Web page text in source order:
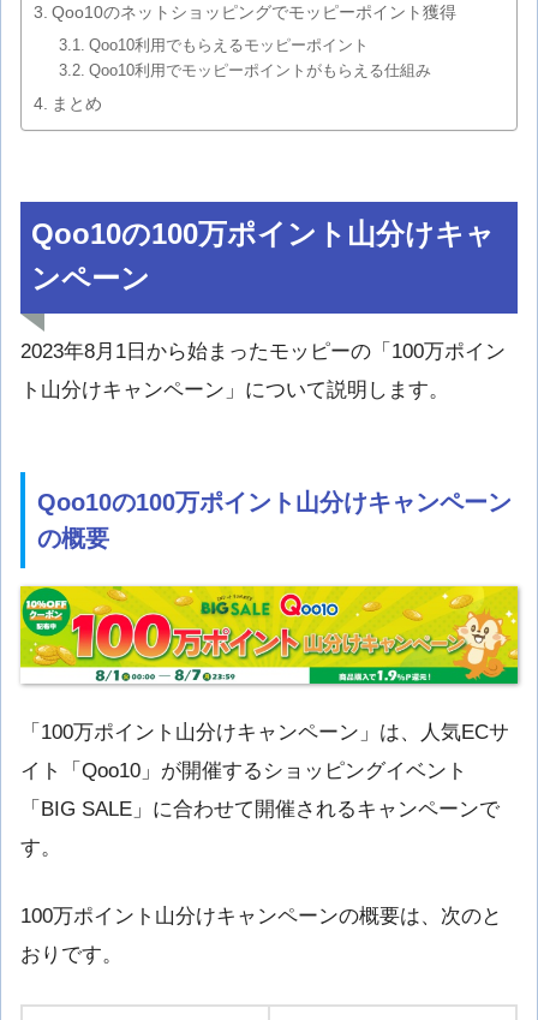
Qoo10のネットショッピングでモッピーポイント獲得
Qoo10利用でもらえるモッピーポイント
Qoo10利用でモッピーポイントがもらえる仕組み
まとめ
Qoo10の100万ポイント山分けキャ
ンペーン
2023年8月1日から始まったモッピーの「100万ポイン
ト山分けキャンペーン」について説明します。
Qoo10の100万ポイント山分けキャンペーン
の概要
「100万ポイント山分けキャンペーン」は、人気ECサ
イト「Qoo10」が開催するショッピングイベント
「BIG SALE」に合わせて開催されるキャンペーンで
す。
100万ポイント山分けキャンペーンの概要は、次のと
おりです。